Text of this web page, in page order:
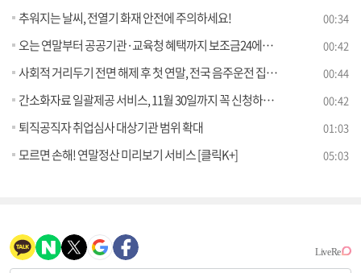
추워지는 날씨, 전열기 화재 안전에 주의하세요! 00:34
오는 연말부터 공공기관·교육청 혜택까지 보조금24에서 확인 가능 00:42
사회적 거리두기 전면 해제 후 첫 연말, 전국 음주운전 집중단속 추진 00:44
간소화자료 일괄제공 서비스, 11월 30일까지 꼭 신청하세요 00:42
퇴직공직자 취업심사 대상기관 범위 확대 01:03
모르면 손해! 연말정산 미리보기 서비스 [클릭K+] 05:03